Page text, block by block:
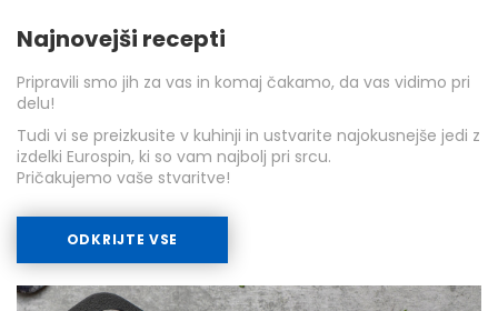
Najnovejši recepti
Pripravili smo jih za vas in komaj čakamo, da vas vidimo pri
delu!
Tudi vi se preizkusite v kuhinji in ustvarite najokusnejše jedi z
izdelki Eurospin, ki so vam najbolj pri srcu.
Pričakujemo vaše stvaritve!
ODKRIJTE VSE